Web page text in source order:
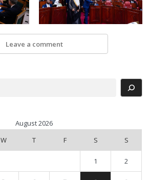
Leave a comment
August 2026
W T F S S
1 2